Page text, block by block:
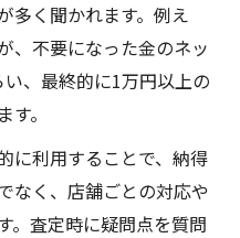
多く聞かれます。例え
、不要になった金のネッ
、最終的に1万円以上の
。
に利用することで、納得
なく、店舗ごとの対応や
。査定時に疑問点を質問